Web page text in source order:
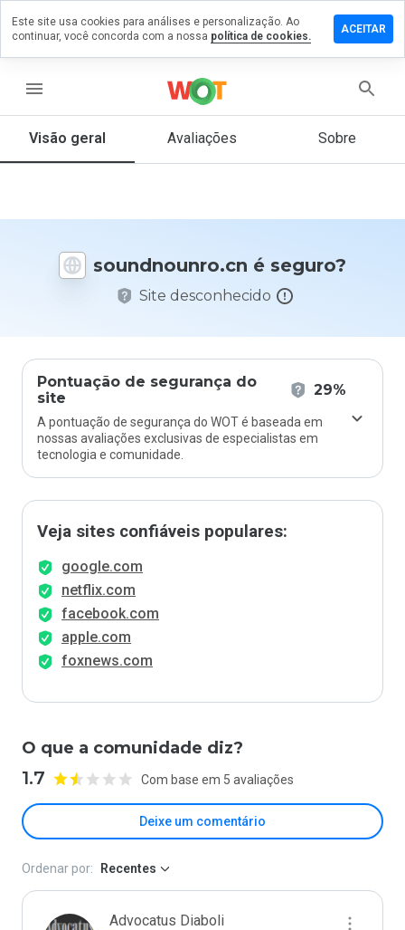
menu
Visão geral Avaliações Sobre
soundnounro.cn é seguro?
Site desconhecido
Pontuação de segurança do
site
29%
A pontuação de segurança do WOT é baseada em
nossas avaliações exclusivas de especialistas em
tecnologia e comunidade.
Veja sites confiáveis populares:
google.com
netflix.com
facebook.com
apple.com
foxnews.com
O que a comunidade diz?
1.7 Com base em 5 avaliações
Deixe um comentário
um
em
De 1
nota
Ordenar por: Recentes
Advocatus Diaboli
Este site usa cookies para análises e personalização. Ao
continuar, você concorda com a nossa política de cookies.
ACEITAR